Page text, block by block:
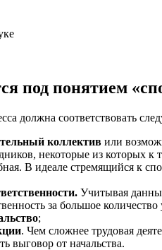
под понятием
должна соответствовать
коллектив или
некоторые из которых
В идеале стремящийся к
Учитывая
за большое количество
;
. Чем сложнее трудовая
выговор от начальства.